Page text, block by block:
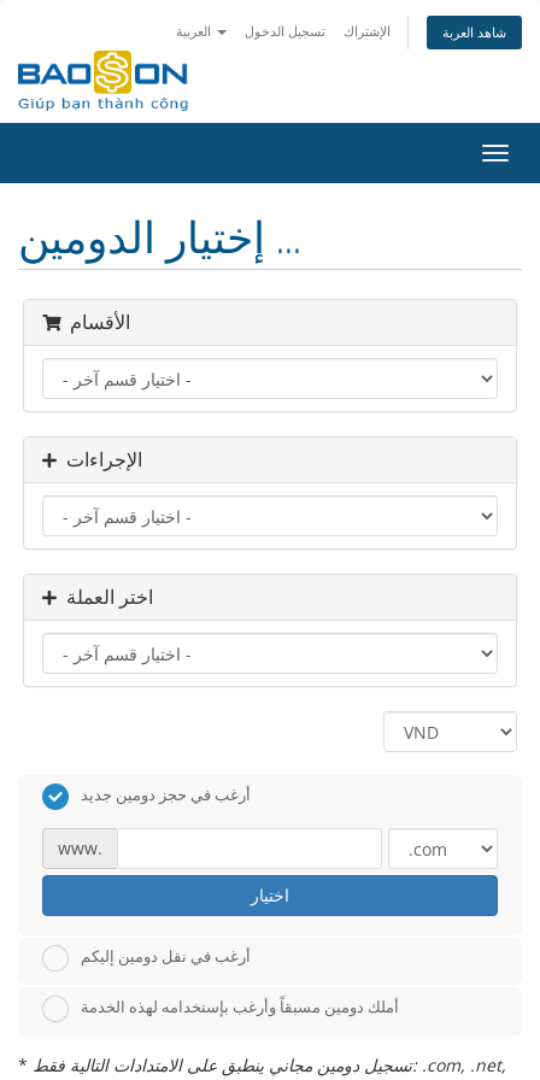
تسجيل الدخول الإشتراك شاهد العربة
تبديل
التنقل
إختيار الدومين ...
الأقسام
الإجراءات
اختر العملة
أرغب في حجز دومين جديد
www.
اختيار
أرغب في نقل دومين إليكم
أملك دومين مسبقاً وأرغب بإستخدامه لهذه الخدمة
* تسجيل دومين مجاني ينطبق على الامتدادات التالية فقط: .com, .net,